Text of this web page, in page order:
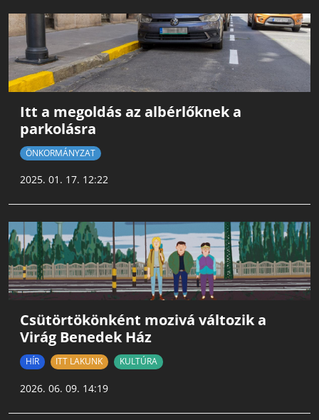
Itt a megoldás az albérlőknek a
parkolásra
ÖNKORMÁNYZAT
2025. 01. 17. 12:22
Csütörtökönként mozivá változik a
Virág Benedek Ház
HÍR ITT LAKUNK KULTÚRA
2026. 06. 09. 14:19